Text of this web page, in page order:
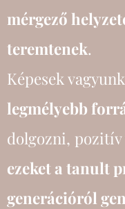
mérgező
teremtenek.
Képesek vagyunk
legmélyebb
dolgozni,
ezeket a tanult
generációról